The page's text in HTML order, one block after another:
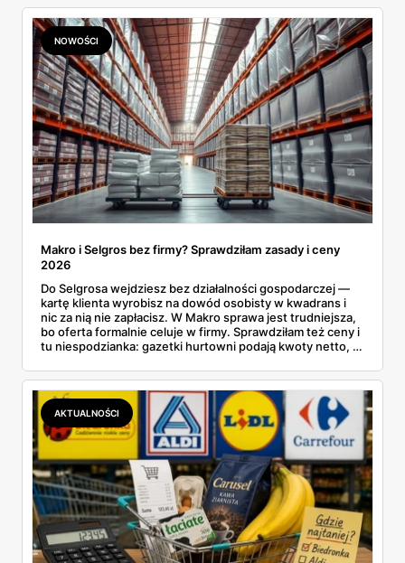
NOWOŚCI
Makro i Selgros bez firmy? Sprawdziłam zasady i ceny
2026
Do Selgrosa wejdziesz bez działalności gospodarczej —
kartę klienta wyrobisz na dowód osobisty w kwadrans i
nic za nią nie zapłacisz. W Makro sprawa jest trudniejsza,
bo oferta formalnie celuje w firmy. Sprawdziłam też ceny i
tu niespodzianka: gazetki hurtowni podają kwoty netto, a
zawsze wygrywa — ta sama kawa ziarnista kosztuje w
Makro ponad dwa razy więcej niż w weekendowej
promocji dyskontu.
AKTUALNOŚCI